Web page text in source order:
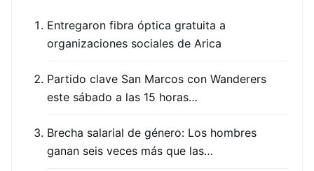
Entregaron fibra óptica gratuita a
organizaciones sociales de Arica
Partido clave San Marcos con Wanderers
este sábado a las 15 horas…
Brecha salarial de género: Los hombres
ganan seis veces más que las…